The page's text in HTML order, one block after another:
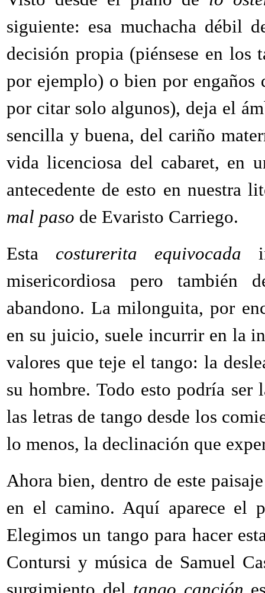
siguiente: esa muchacha débil
decisión propia (piénsese en los
por ejemplo) o bien por engaños
por citar solo algunos), deja el
sencilla y buena, del cariño
vida licenciosa del cabaret, en
antecedente de esto en nuestra
mal paso de Evaristo Carriego.
Esta costurerita equivocada
misericordiosa pero también
abandono. La milonguita, por
en su juicio, suele incurrir en la
valores que teje el tango: la
su hombre. Todo esto podría
las letras de tango desde los
lo menos, la declinación que
Ahora bien, dentro de este
en el camino. Aquí aparece el
Elegimos un tango para hacer
Contursi y música de Samuel